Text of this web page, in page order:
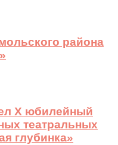
района
X юбилейный
театральных
глубинка»